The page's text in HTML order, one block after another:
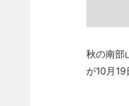
秋の南部
が10月19